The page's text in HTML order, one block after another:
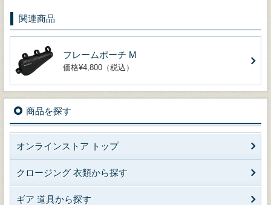
関連商品
フレームポーチ M
価格¥4,800（税込）
商品を探す
オンラインストア トップ
クロージング 衣類から探す
ギア 道具から探す